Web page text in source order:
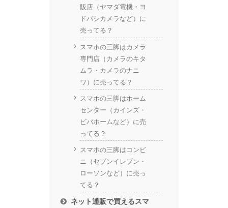
販店（ヤマダ電機・ヨ
ドバシカメラなど）に
売ってる？
スマホの三脚はカメラ
専門店（カメラのキタ
ムラ・カメラのナニ
ワ）に売ってる？
スマホの三脚はホーム
センター（カインズ・
ビバホームなど）に売
ってる？
スマホの三脚はコンビ
ニ（セブンイレブン・
ローソンなど）に売っ
てる？
ネット通販で買えるスマ